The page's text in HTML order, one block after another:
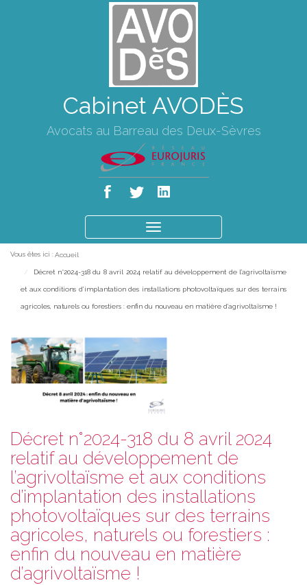
Cabinet AVODÈS
Avocats au Barreau des Deux-Sèvres
le
Vous êtes ici : Accueil
Décret n°2024-318 du 8 avril 2024 relatif au développement de l’agrivoltaïsme
et aux conditions d’implantation des installations photovoltaïques sur des terrains
agricoles, naturels ou forestiers : enfin du nouveau en matière d’agrivoltaïsme !
Décret n°2024-318 du 8 avril 2024
relatif au développement de
l’agrivoltaïsme et aux conditions
d’implantation des installations
photovoltaïques sur des terrains
agricoles, naturels ou forestiers :
enfin du nouveau en matière
d’agrivoltaïsme !